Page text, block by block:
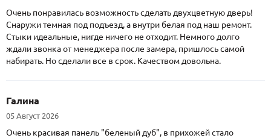
Очень понравилась возможность сделать двухцветную дверь!
Снаружи темная под подъезд, а внутри белая под наш ремонт.
Стыки идеальные, нигде ничего не отходит. Немного долго
ждали звонка от менеджера после замера, пришлось самой
набирать. Но сделали все в срок. Качеством довольна.
Галина
05 Август 2026
Очень красивая панель "беленый дуб", в прихожей стало